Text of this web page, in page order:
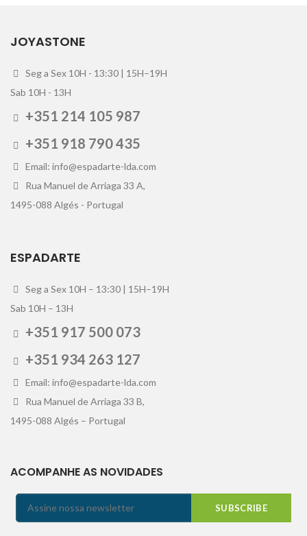
JOYASTONE
Seg a Sex 10H - 13:30 | 15H–19H
Sab 10H - 13H
+351 214 105 987
+351 918 790 435
Email: info@espadarte-lda.com
Rua Manuel de Arriaga 33 A,
1495-088 Algés - Portugal
ESPADARTE
Seg a Sex 10H – 13:30 | 15H–19H
Sab 10H – 13H
+351 917 500 073
+351 934 263 127
Email: info@espadarte-lda.com
Rua Manuel de Arriaga 33 B,
1495-088 Algés – Portugal
ACOMPANHE AS NOVIDADES